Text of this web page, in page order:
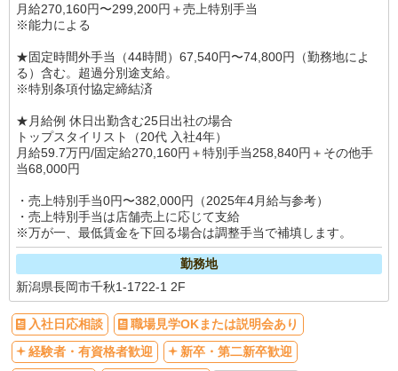
月給270,160円〜299,200円＋売上特別手当
※能力による
★固定時間外手当（44時間）67,540円〜74,800円（勤務地によ
る）含む。超過分別途支給。
※特別条項付協定締結済
★月給例 休日出勤含む25日出社の場合
トップスタイリスト（20代 入社4年）
月給59.7万円/固定給270,160円＋特別手当258,840円＋その他手
当68,000円
・売上特別手当0円〜382,000円（2025年4月給与参考）
・売上特別手当は店舗売上に応じて支給
※万が一、最低賃金を下回る場合は調整手当で補填します。
勤務地
新潟県長岡市千秋1-1722-1 2F
入社日応相談
職場見学OKまたは説明会あり
経験者・有資格者歓迎
新卒・第二新卒歓迎